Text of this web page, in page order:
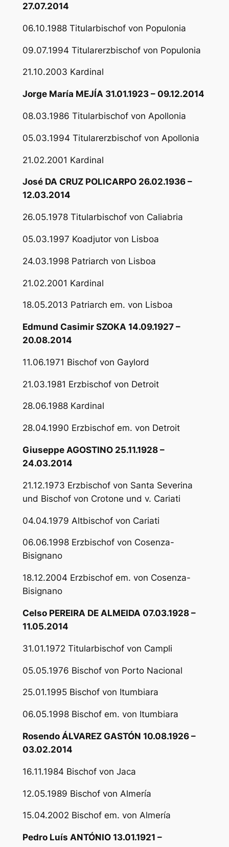
27.07.2014
06.10.1988 Titularbischof von Populonia
09.07.1994 Titularerzbischof von Populonia
21.10.2003 Kardinal
Jorge María MEJÍA 31.01.1923 – 09.12.2014
08.03.1986 Titularbischof von Apollonia
05.03.1994 Titularerzbischof von Apollonia
21.02.2001 Kardinal
José DA CRUZ POLICARPO 26.02.1936 –
12.03.2014
26.05.1978 Titularbischof von Caliabria
05.03.1997 Koadjutor von Lisboa
24.03.1998 Patriarch von Lisboa
21.02.2001 Kardinal
18.05.2013 Patriarch em. von Lisboa
Edmund Casimir SZOKA 14.09.1927 –
20.08.2014
11.06.1971 Bischof von Gaylord
21.03.1981 Erzbischof von Detroit
28.06.1988 Kardinal
28.04.1990 Erzbischof em. von Detroit
Giuseppe AGOSTINO 25.11.1928 –
24.03.2014
21.12.1973 Erzbischof von Santa Severina
und Bischof von Crotone und v. Cariati
04.04.1979 Altbischof von Cariati
06.06.1998 Erzbischof von Cosenza-
Bisignano
18.12.2004 Erzbischof em. von Cosenza-
Bisignano
Celso PEREIRA DE ALMEIDA 07.03.1928 –
11.05.2014
31.01.1972 Titularbischof von Campli
05.05.1976 Bischof von Porto Nacional
25.01.1995 Bischof von Itumbiara
06.05.1998 Bischof em. von Itumbiara
Rosendo ÁLVAREZ GASTÓN 10.08.1926 –
03.02.2014
16.11.1984 Bischof von Jaca
12.05.1989 Bischof von Almería
15.04.2002 Bischof em. von Almería
Pedro Luís ANTÓNIO 13.01.1921 –